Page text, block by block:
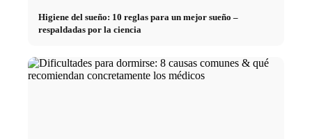
Higiene del sueño: 10 reglas para un mejor sueño –
respaldadas por la ciencia